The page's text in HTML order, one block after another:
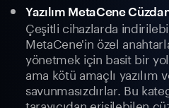
Yazılım MetaCene
Çeşitli cihazlarda
MetaCene'in özel
yönetmek için basit bir yol
ama kötü amaçlı yazılım
savunmasızdırlar. Bu